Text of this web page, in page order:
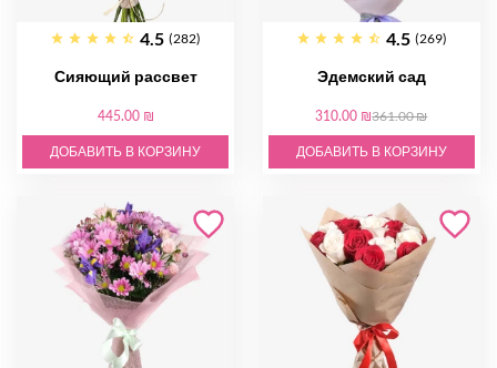
4.5 (282)
Сияющий рассвет
445.00 ₪
ДОБАВИТЬ В КОРЗИНУ
4.5 (269)
Эдемский сад
310.00 ₪361.00 ₪
ДОБАВИТЬ В КОРЗИНУ